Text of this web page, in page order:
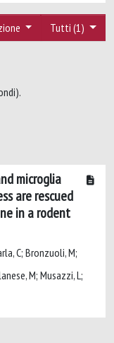
Tutti (1)
microglia
are rescued
in a rodent
C; Bronzuoli, M;
M; Musazzi, L;